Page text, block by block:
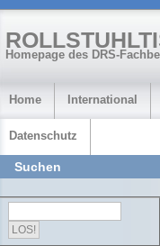
Homepage des DRS-
Home International
Datenschutz
Suchen